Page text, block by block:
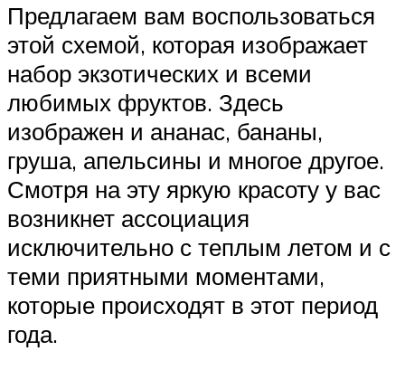
Предлагаем вам воспользоваться
этой схемой, которая изображает
набор экзотических и всеми
любимых фруктов. Здесь
изображен и ананас, бананы,
груша, апельсины и многое другое.
Смотря на эту яркую красоту у вас
возникнет ассоциация
исключительно с теплым летом и с
теми приятными моментами,
которые происходят в этот период
года.